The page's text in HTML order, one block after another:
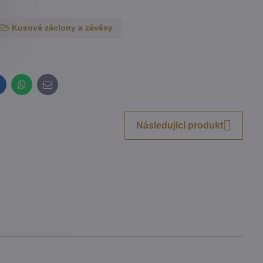
Kusové záclony a závěsy
WhatsApp
E-
mail
Následující produkt